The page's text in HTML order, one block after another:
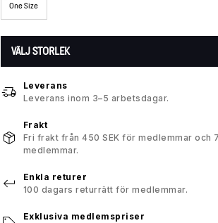
One Size
VÄLJ STORLEK
Leverans
Leverans inom 3–5 arbetsdagar.
Frakt
Fri frakt från 450 SEK för medlemmar och
medlemmar.
Enkla returer
100 dagars returrätt för medlemmar.
Exklusiva medlemspriser